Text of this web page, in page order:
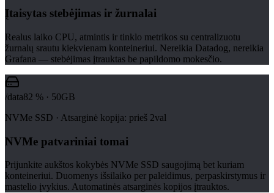
Įtaisytas stebėjimas ir žurnalai
Realus laiko CPU, atmintis ir tinklo metrikos su centralizuotu
žurnalų srautu kiekvienam konteineriui. Nereikia Datadog, nereikia
Grafana — stebėjimas įtrauktas be papildomo mokesčio.
/data82 % · 50GB
NVMe SSD · Atsarginė kopija: prieš 2val
NVMe patvariniai tomai
Prijunkite aukštos kokybės NVMe SSD saugojimą bet kuriam
konteineriui. Duomenys išsilaiko per paleidimus, perpaskirstymus ir
mastelio įvykius. Automatinės atsarginės kopijos įtrauktos.